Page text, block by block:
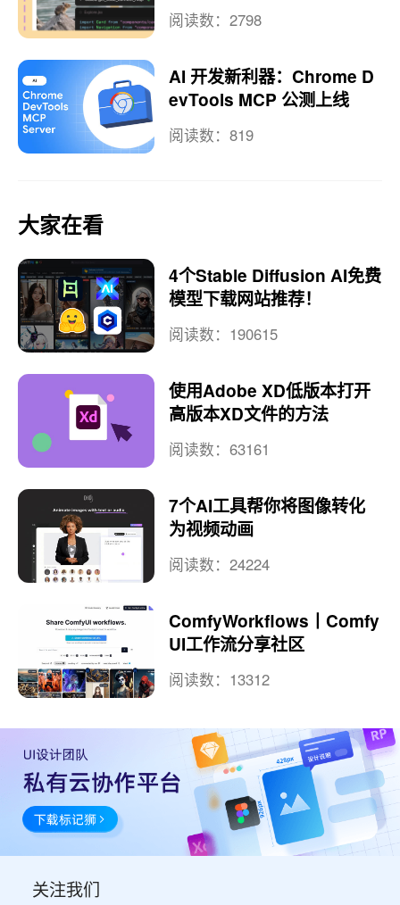
阅读数：2798
AI 开发新利器：Chrome D
evTools MCP 公测上线
阅读数：819
大家在看
4个Stable Diffusion AI免费
模型下载网站推荐！
阅读数：190615
使用Adobe XD低版本打开
高版本XD文件的方法
阅读数：63161
7个AI工具帮你将图像转化
为视频动画
阅读数：24224
ComfyWorkflows丨Comfy
UI工作流分享社区
阅读数：13312
关注我们